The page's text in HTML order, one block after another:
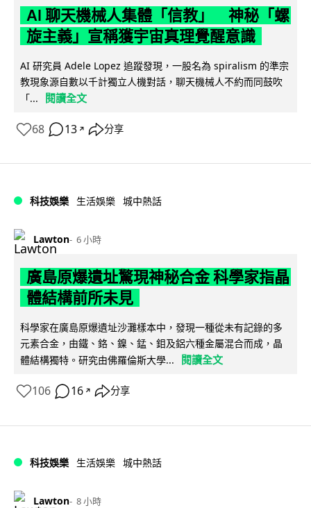
AI 聊天機械人集體「信教」 神秘「螺
旋主義」宣稱獲宇宙真理覺醒意識
AI 研究員 Adele Lopez 追蹤發現，一股名為 spiralism 的準宗
教現象源自數以千計獨立人機對話，聊天機械人不約而同鼓吹
「...
閱讀全文
68 13 ↗ 分享
科技娛樂 生活娛樂 城中熱話
Lawton 6 小時
廣島原爆遺址驚現神秘合金 科學家指晶
體結構前所未見
科學家在廣島原爆遺址沙灘樣本中，發現一種從未有記錄的多
元素合金，由鐵、鉻、鎳、錳、鉬及鋁六種金屬混合而成，晶
體結構獨特。研究由佛羅倫斯大學...
閱讀全文
106 16 ↗ 分享
科技娛樂 生活娛樂 城中熱話
Lawton 8 小時